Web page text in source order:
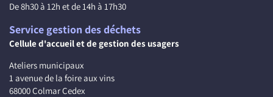
De 8h30 à 12h et de 14h à 17h30
Service gestion des déchets
Cellule d'accueil et de gestion des usagers
Ateliers municipaux
1 avenue de la foire aux vins
68000 Colmar Cedex